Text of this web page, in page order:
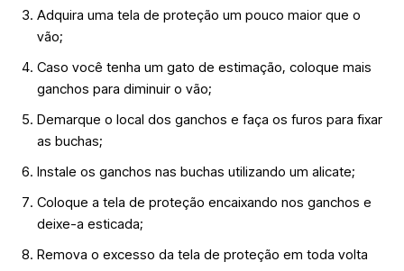
Adquira uma tela de proteção um pouco maior que o
vão;
Caso você tenha um gato de estimação, coloque mais
ganchos para diminuir o vão;
Demarque o local dos ganchos e faça os furos para fixar
as buchas;
Instale os ganchos nas buchas utilizando um alicate;
Coloque a tela de proteção encaixando nos ganchos e
deixe-a esticada;
Remova o excesso da tela de proteção em toda volta